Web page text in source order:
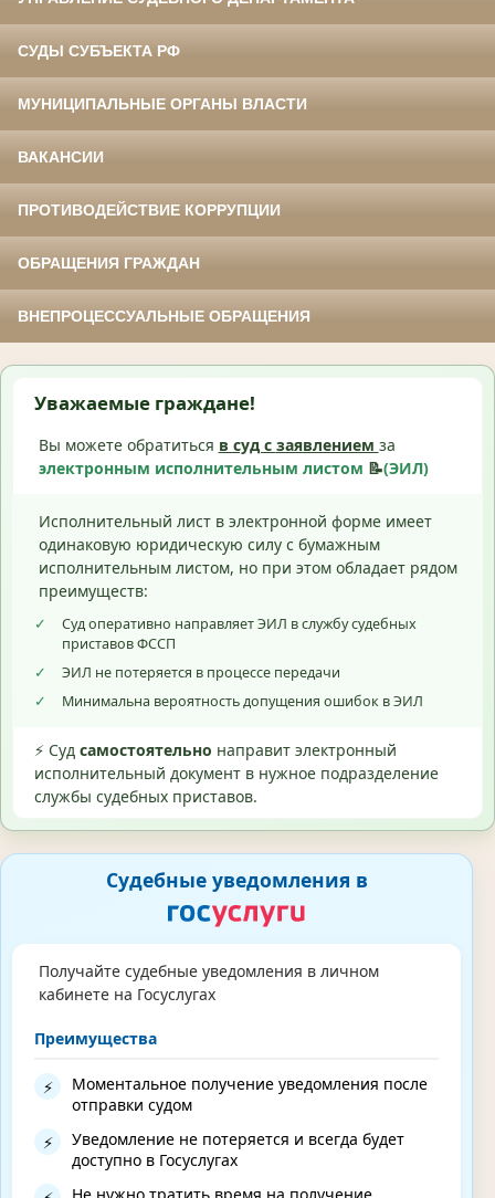
СУДЫ СУБЪЕКТА РФ
МУНИЦИПАЛЬНЫЕ ОРГАНЫ ВЛАСТИ
ВАКАНСИИ
ПРОТИВОДЕЙСТВИЕ КОРРУПЦИИ
ОБРАЩЕНИЯ ГРАЖДАН
ВНЕПРОЦЕССУАЛЬНЫЕ ОБРАЩЕНИЯ
Уважаемые граждане!
Вы можете обратиться в суд с заявлением за
электронным исполнительным листом 📝(ЭИЛ)
Исполнительный лист в электронной форме имеет
одинаковую юридическую силу с бумажным
исполнительным листом, но при этом обладает рядом
преимуществ:
✓
Суд оперативно направляет ЭИЛ в службу судебных
приставов ФССП
✓
ЭИЛ не потеряется в процессе передачи
✓
Минимальна вероятность допущения ошибок в ЭИЛ
⚡ Суд самостоятельно направит электронный
исполнительный документ в нужное подразделение
службы судебных приставов.
Судебные уведомления в
Получайте судебные уведомления в личном
кабинете на Госуслугах
Преимущества
⚡
Моментальное получение уведомления после
отправки судом
⚡
Уведомление не потеряется и всегда будет
доступно в Госуслугах